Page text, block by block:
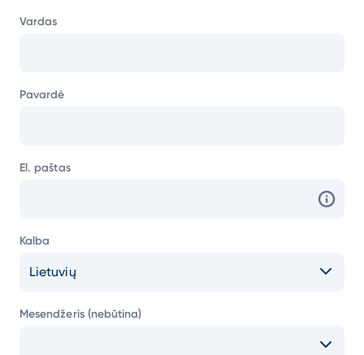
Vardas
Pavardė
El. paštas
Kalba
Lietuvių
Mesendžeris (nebūtina)